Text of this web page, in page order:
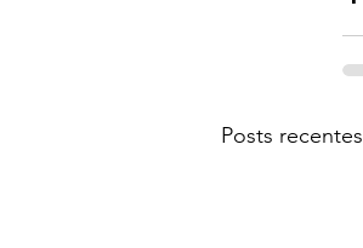
Posts recentes